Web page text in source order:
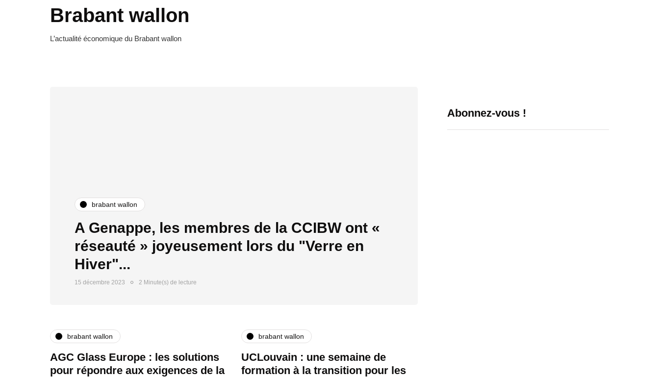
Brabant wallon
L’actualité économique du Brabant wallon
brabant wallon
A Genappe, les membres de la CCIBW ont «
réseauté » joyeusement lors du "Verre en
Hiver"...
15 décembre 2023 2 Minute(s) de lecture
brabant wallon
AGC Glass Europe : les solutions
pour répondre aux exigences de la
brabant wallon
UCLouvain : une semaine de
formation à la transition pour les
Abonnez-vous !